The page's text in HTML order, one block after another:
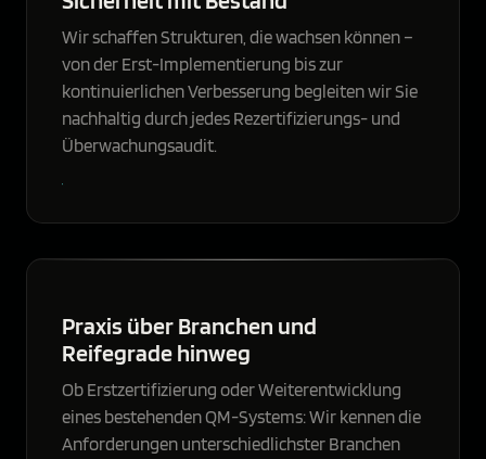
Wir schaffen Strukturen, die wachsen können –
von der Erst-Implementierung bis zur
kontinuierlichen Verbesserung begleiten wir Sie
nachhaltig durch jedes Rezertifizierungs- und
Überwachungsaudit.
Praxis über Branchen und
Reifegrade hinweg
Ob Erstzertifizierung oder Weiterentwicklung
eines bestehenden QM-Systems: Wir kennen die
Anforderungen unterschiedlichster Branchen